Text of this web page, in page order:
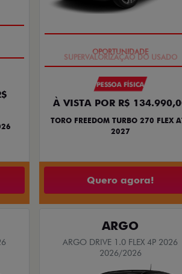
PESSOA FÍSICA
À VISTA POR R$
TORO FREEDOM TURBO 270 FLEX
2027
Quero agora!
ARGO
ARGO DRIVE 1.0 FLEX 4P 2026
2026/2026